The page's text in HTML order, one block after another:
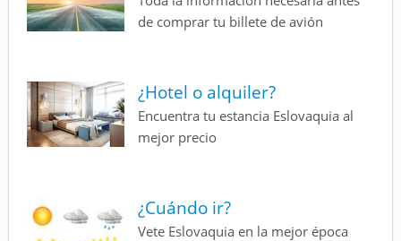
de comprar tu billete de avión
¿Hotel o alquiler?
Encuentra tu estancia Eslovaquia al
mejor precio
¿Cuándo ir?
Vete Eslovaquia en la mejor época